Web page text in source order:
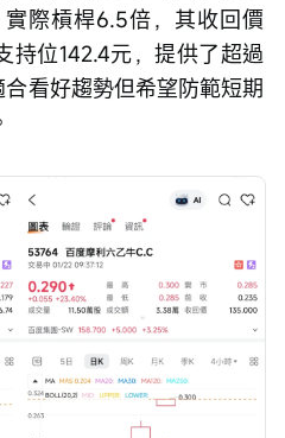
際槓桿6.5倍，其收回價
持位142.4元，提供了超過
看好趨勢但希望防範短期